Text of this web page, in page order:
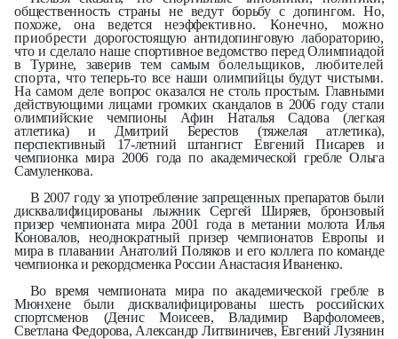
общественностьстраны не ведут борьбу с допингом. Но,
похоже, она ведется неэффек­тивно. Конечно, можно
приобре­сти дорогостоящую антидопинговуюлабораторию,
что и сделало нашеспортивное ведомство перед Олим­пиадой
в Турине, заверив тем самымболельщиков, любителей
спорта,что теперь-то все наши олимпийцыбудут чистыми.
На самом деле во­прос оказался не столь простым. Главными
действующими лицами громких скандалов в 2006 году стали
олимпийские чемпионы Афин Наталья Садова (легкая
атлетика) и Дмитрий Берестов (тяжелая атлетика),
перспективный 17-летний штангист Евгений Писарев и
чемпионка мира 2006 года по академической гребле Ольга
Самуленкова.
В 2007 году за употребление запрещенных препаратов были
дисквалифицированы лыжник Сергей Ширяев, бронзовый
призер чемпионата мира 2001 года в метании молота Илья
Коновалов, неоднократный призер чемпионатов Европы и
мира в плавании Анатолий Поляков и его коллега по команде
чемпионка и рекордсменка России Анастасия Иваненко.
Во время чемпионата мира по академической гребле в
Мюнхене были дисквалифицированы шесть российских
спортсменов (Денис Моисеев, Владимир Варфоломеев,
Светлана Федорова, Александр Литвиничев, Евгений Лузянин